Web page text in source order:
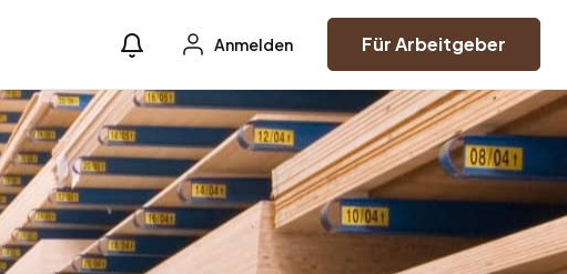
Anmelden Für Arbeitgeber